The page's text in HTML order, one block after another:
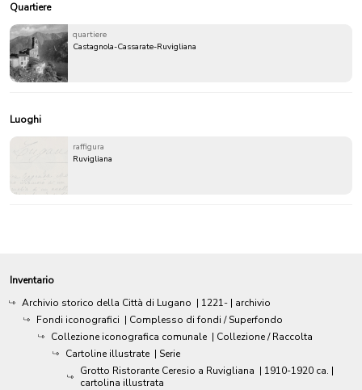
Quartiere
quartiere
Castagnola-Cassarate-Ruvigliana
Luoghi
raffigura
Ruvigliana
Inventario
Archivio storico della Città di Lugano | 1221- | archivio
Fondi iconografici | Complesso di fondi / Superfondo
Collezione iconografica comunale | Collezione / Raccolta
Cartoline illustrate | Serie
Grotto Ristorante Ceresio a Ruvigliana | 1910-1920 ca. |
cartolina illustrata